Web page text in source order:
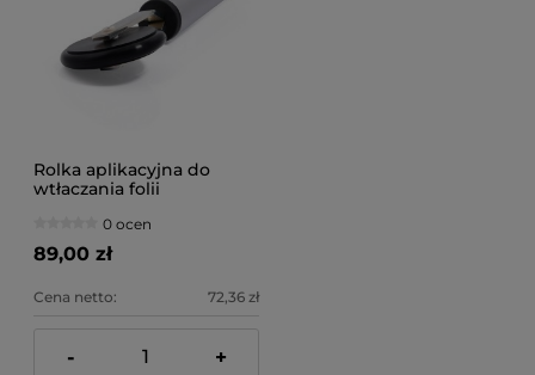
Rolka aplikacyjna do
wtłaczania folii
0 ocen
89,00 zł
Cena netto: 72,36 zł
- +